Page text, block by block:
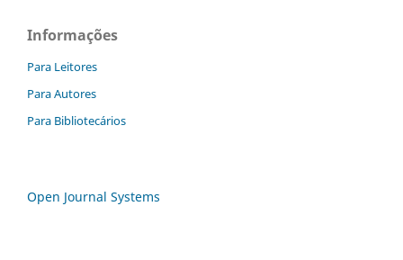
Informações
Para Leitores
Para Autores
Para Bibliotecários
Open Journal Systems